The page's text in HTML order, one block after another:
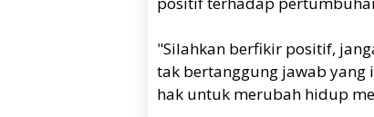
"Silahkan berfikir positif,
tak bertanggung jawab
hak untuk merubah hidup